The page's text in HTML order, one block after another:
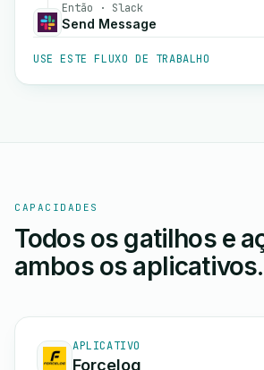
Então · Slack
Send Message
USE ESTE FLUXO DE TRABALHO
CAPACIDADES
Todos os gatilhos e
ambos os aplicativos.
APLICATIVO
Forcelog